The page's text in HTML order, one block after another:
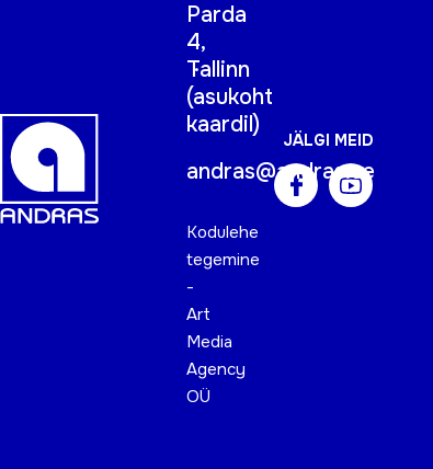
Parda
4,
Tallinn
(asukoht
kaardil)
andras@andras.ee
Kodulehe
tegemine
-
Art
Media
Agency
OÜ
JÄLGI MEID